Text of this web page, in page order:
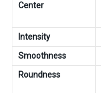
Center
Intensity
Smoothness
Roundness